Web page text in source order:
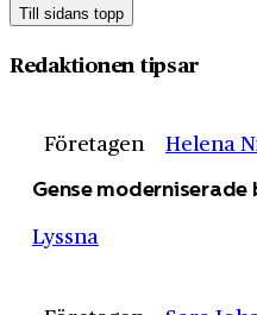
Till sidans topp
Redaktionen tipsar
Företagen Helena
Gense
Lyssna